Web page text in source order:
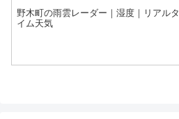
野木町の雨雲レーダー｜湿度｜リアルタ
イム天気